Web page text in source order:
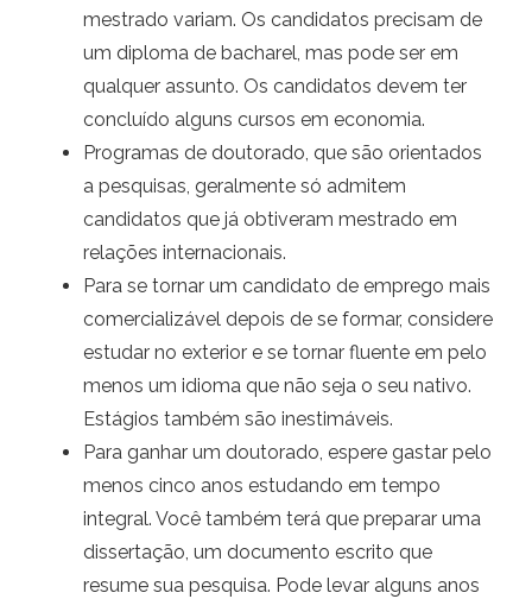
mestrado variam. Os candidatos precisam de
um diploma de bacharel, mas pode ser em
qualquer assunto. Os candidatos devem ter
concluído alguns cursos em economia.
Programas de doutorado, que são orientados
a pesquisas, geralmente só admitem
candidatos que já obtiveram mestrado em
relações internacionais.
Para se tornar um candidato de emprego mais
comercializável depois de se formar, considere
estudar no exterior e se tornar fluente em pelo
menos um idioma que não seja o seu nativo.
Estágios também são inestimáveis.
Para ganhar um doutorado, espere gastar pelo
menos cinco anos estudando em tempo
integral. Você também terá que preparar uma
dissertação, um documento escrito que
resume sua pesquisa. Pode levar alguns anos